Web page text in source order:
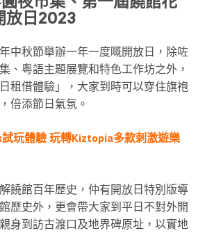
放日2023
中秋節舉辦一年一度嘅開放日，除咗
、粵語主題展覽和特色工作坊之外，
租借體驗」，大家到時可以穿住旗袍
倍添節日氣氛。
玩體驗 玩轉Kiztopia多款刺激遊樂
饒館百年歷史，仲有開放日特別版導
歷史外，更會帶大家到平日不對外開
身到訪古渡口及地界碑原址，以實地